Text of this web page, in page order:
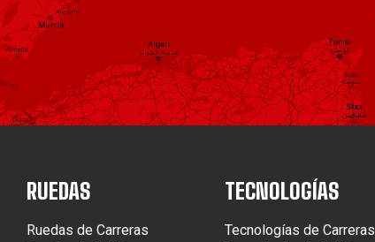
RUEDAS
Ruedas de Carreras
TECNOLOGÍAS
Tecnologías de Carreras